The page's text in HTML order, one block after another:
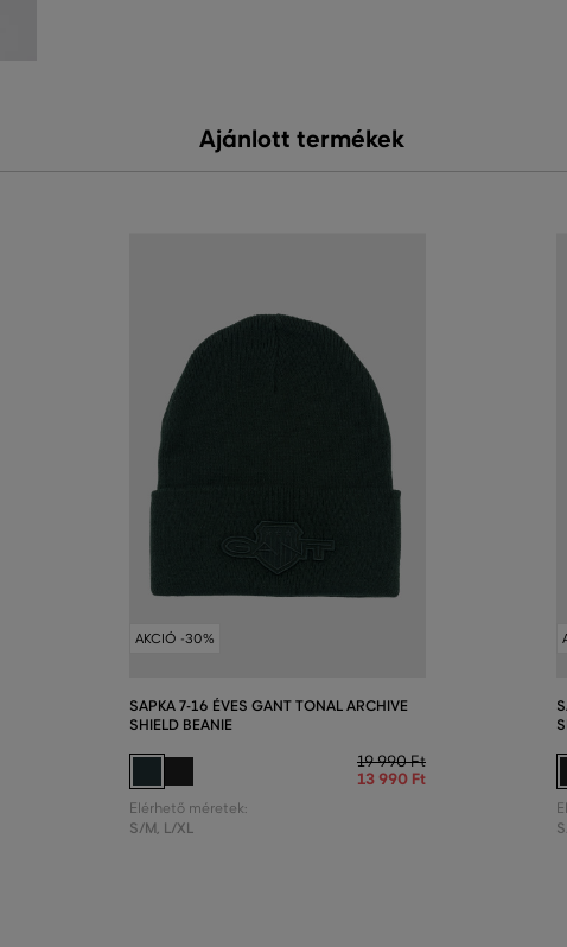
Ajánlott termékek
AKCIÓ -30%
SAPKA 7-16 ÉVES GANT TONAL ARCHIVE
SHIELD BEANIE
19 990 Ft
13 990 Ft
Elérhető méretek:
S/M, L/XL